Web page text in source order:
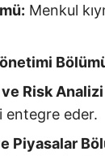
Menkul
Risk
entegre eder.
Piyasalar